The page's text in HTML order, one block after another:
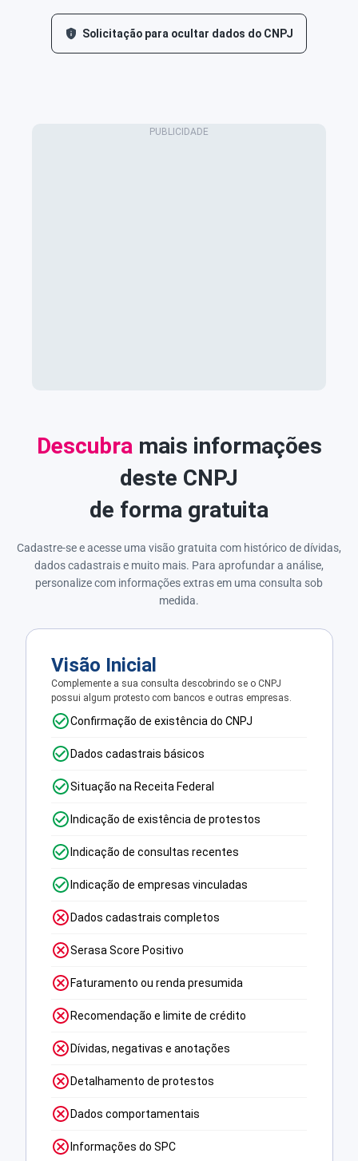
Solicitação para ocultar dados do CNPJ
Descubra mais informações
deste CNPJ
de forma gratuita
Cadastre-se e acesse uma visão gratuita com histórico de dívidas,
dados cadastrais e muito mais. Para aprofundar a análise,
personalize com informações extras em uma consulta sob
medida.
Visão Inicial
Complemente a sua consulta descobrindo se o CNPJ
possui algum protesto com bancos e outras empresas.
Confirmação de existência do CNPJ
Dados cadastrais básicos
Situação na Receita Federal
Indicação de existência de protestos
Indicação de consultas recentes
Indicação de empresas vinculadas
Dados cadastrais completos
Serasa Score Positivo
Faturamento ou renda presumida
Recomendação e limite de crédito
Dívidas, negativas e anotações
Detalhamento de protestos
Dados comportamentais
Informações do SPC